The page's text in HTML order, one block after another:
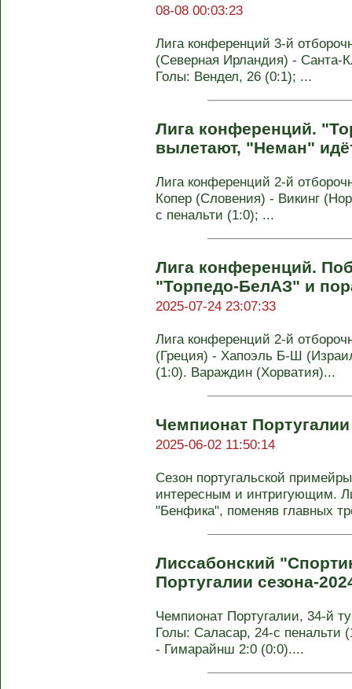
08-08 00:03:23
Лигa конференций 3-й
(Северная Ирландия) - Санта-
Голы: Вендел, 26 (0:1); ...
Лигa конференций.
вылетают, "Неман"
Лигa конференций 2-й
Копер (Словения) - Викинг
с пенальти (1:0); ...
Лигa конференций.
"Торпедо-БелАЗ" и
2025-07-24 23:07:33
Лигa конференций 2-й
(Греция) - Хапоэль Б-Ш
(1:0). Вараждин (Хорватия)...
Чемпионат
2025-06-02 11:50:14
Сезон португальской
интересным и интригующим.
"Бенфика", поменяв главных
Лиссабонский
Португалии сезона-
Чемпионат Португалии, 34-й
Голы: Саласар, 24-с пенальти
- Гимарайнш 2:0 (0:0)....